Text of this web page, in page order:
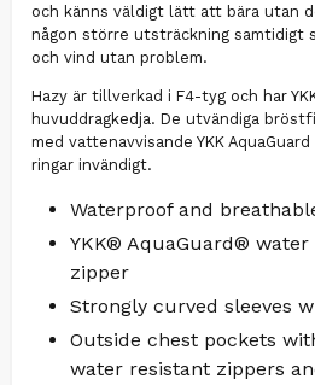
och känns väldigt lätt att bära utan
någon större utsträckning samtidigt
och vind utan problem.
Hazy är tillverkad i F4-tyg och har
huvuddragkedja. De utvändiga
med vattenavvisande YKK
ringar invändigt.
Waterproof and
YKK® AquaGuard®
zipper
Strongly curved sleeves
Outside chest pockets
water resistant zippers